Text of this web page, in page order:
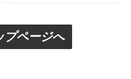
ページへ